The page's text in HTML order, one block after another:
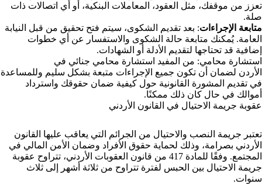
تعزز من موقفك، مثل العقود، المعاملات البنكية، أو أي اتصالات ذات
صلة.
متابعة الإجراءات: بعد تقديم الشكوى، سيتم فتح تحقيق من قبل النيابة
العامة. يُمكنك متابعة حالة الشكوى والاستفسار عن أي خطوات
إضافية قد تحتاجها لتقديم الأدلة أو الشهادات.
استشارة محامي: من المفيد استشارة محامي جنائي في
الأردن لضمان أن تكون جميع الإجراءات متبعة بشكل سليم وللمساعدة
في تقديم المشورة القانونية حول كيفية ضمان حقوقك واسترداد
أموالك في حال كان ذلك ممكنًا.
عقوبة جريمة الاحتيال في القانون الأردني
تعتبر جريمة النصب والاحتيال من الجرائم التي يعاقب عليها القانون
الأردني بصرامة، وذلك لحماية حقوق الأفراد وضمان الأمن المالي في
المجتمع. وفقًا للمادة 417 من قانون العقوبات الأردني، تتراوح عقوبة
جريمة الاحتيال بين الحبس لفترة تتراوح من ثلاثة أشهر إلى ثلاث
سنوات.